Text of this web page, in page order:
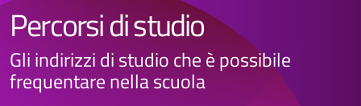
Percorsi di studio
Gli indirizzi di studio che è possibile
frequentare nella scuola